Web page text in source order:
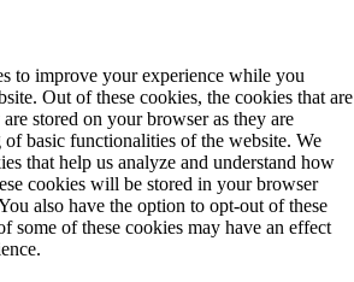
to improve your experience while you
Out of these cookies, the cookies that are
are stored on your browser as they are
basic functionalities of the website. We
that help us analyze and understand how
cookies will be stored in your browser
also have the option to opt-out of these
some of these cookies may have an effect